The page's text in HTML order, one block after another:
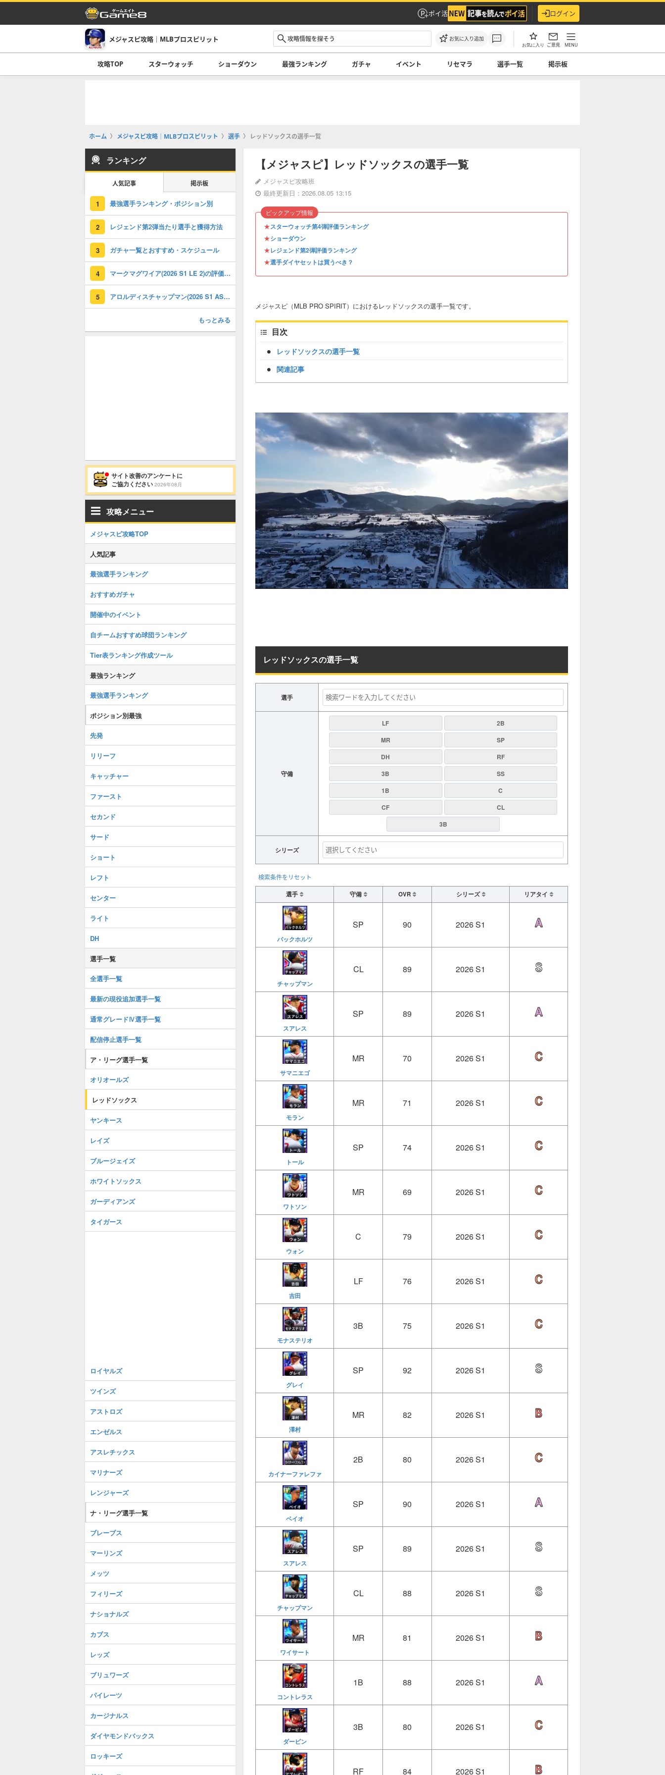
ポイ活 ログイン
メジャスピ攻略｜MLBプロスピリット お気に入り追加
お気に入り ご意見 MENU
攻略TOP スターウォッチ ショーダウン 最強ランキング ガチャ イベント リセマラ 選手一覧 掲示板
ホーム メジャスピ攻略｜MLBプロスピリット 選手 レッドソックスの選手一覧
【メジャスピ】レッドソックスの選手一覧
メジャスピ攻略班
最終更新日：2026.08.05 13:15
★スターウォッチ第4弾評価ランキング
★ショーダウン
★レジェンド第2弾評価ランキング
★選手ダイヤセットは買うべき？
ピックアップ情報
メジャスピ（MLB PRO SPIRIT）におけるレッドソックスの選手一覧です。
目次
レッドソックスの選手一覧
関連記事
レッドソックスの選手一覧
選手
守備
LF
2B
MR
SP
DH
RF
3B
SS
1B
C
CF
CL
3B
シリーズ
検索条件をリセット
選手
守備 OVR シリーズ リアタイ
バックホルツ
SP 90 2026 S1
チャップマン
CL 89 2026 S1
スアレス
SP 89 2026 S1
サマニエゴ
MR 70 2026 S1
モラン
MR 71 2026 S1
トール
SP 74 2026 S1
ワトソン
MR 69 2026 S1
ウォン
C 79 2026 S1
吉田
LF 76 2026 S1
モナステリオ
3B 75 2026 S1
グレイ
SP 92 2026 S1
澤村
MR 82 2026 S1
カイナーファレファ
2B 80 2026 S1
ベイオ
SP 90 2026 S1
スアレス
SP 89 2026 S1
チャップマン
CL 88 2026 S1
ワイサート
MR 81 2026 S1
コントレラス
1B 88 2026 S1
ダービン
3B 80 2026 S1
RF 84 2026 S1
ランキング
人気記事 掲示板
1 最強選手ランキング・ポジション別
2 レジェンド第2弾当たり選手と獲得方法
3 ガチャ一覧とおすすめ・スケジュール
4 マークマグワイア(2026 S1 LE 2)の評価とステータス
5 アロルディスチャップマン(2026 S1 AS 1)の評価とステータス
もっとみる
サイト改善のアンケートに
ご協力ください 2026年08月
攻略メニュー
メジャスピ攻略TOP
人気記事
最強選手ランキング
おすすめガチャ
開催中のイベント
自チームおすすめ球団ランキング
Tier表ランキング作成ツール
最強ランキング
最強選手ランキング
ポジション別最強
先発
リリーフ
キャッチャー
ファースト
セカンド
サード
ショート
レフト
センター
ライト
DH
選手一覧
全選手一覧
最新の現役追加選手一覧
通常グレードⅣ選手一覧
配信停止選手一覧
ア・リーグ選手一覧
オリオールズ
レッドソックス
ヤンキース
レイズ
ブルージェイズ
ホワイトソックス
ガーディアンズ
タイガース
ロイヤルズ
ツインズ
アストロズ
エンゼルス
アスレチックス
マリナーズ
レンジャーズ
ナ・リーグ選手一覧
ブレーブス
マーリンズ
メッツ
フィリーズ
ナショナルズ
カブス
レッズ
ブリュワーズ
パイレーツ
カージナルス
ダイヤモンドバックス
ロッキーズ